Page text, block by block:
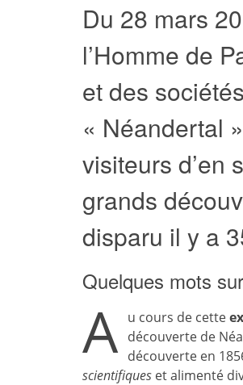
Du 28 mars
l’Homme de
et des
« Néandertal
visiteurs d’en
grands
disparu il y a
Quelques mots
A u cours de cette
découverte de
découverte en
scientifiques et alimenté